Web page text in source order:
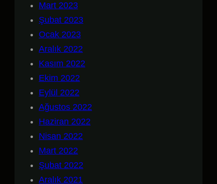
Mart 2023
Şubat 2023
Ocak 2023
Aralık 2022
Kasım 2022
Ekim 2022
Eylül 2022
Ağustos 2022
Haziran 2022
Nisan 2022
Mart 2022
Şubat 2022
Aralık 2021